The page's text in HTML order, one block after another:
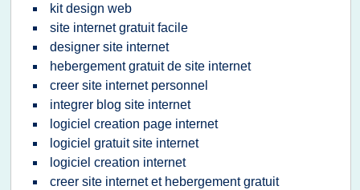
kit design web
site internet gratuit facile
designer site internet
hebergement gratuit de site internet
creer site internet personnel
integrer blog site internet
logiciel creation page internet
logiciel gratuit site internet
logiciel creation internet
creer site internet et hebergement gratuit